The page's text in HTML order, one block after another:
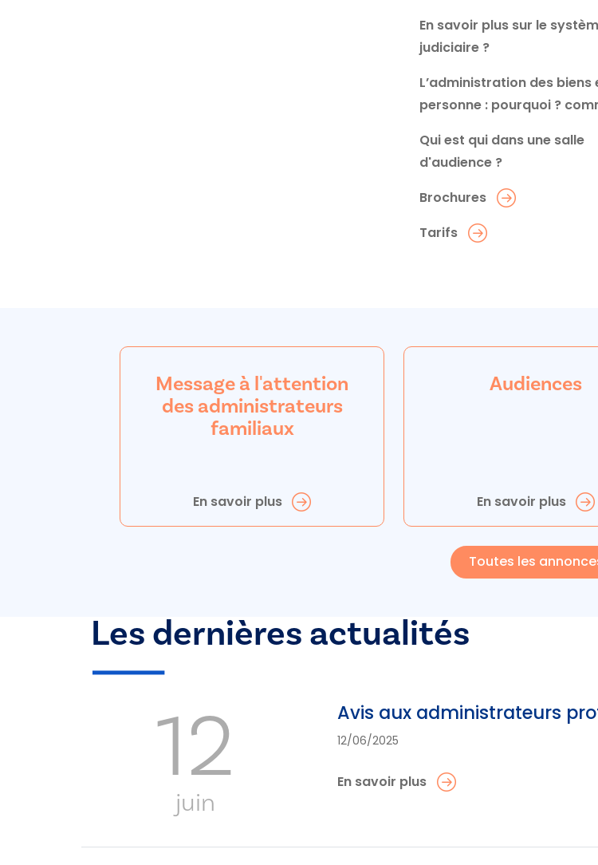
En savoir plus sur le
judiciaire ?
L’administration des biens
personne : pourquoi ?
Qui est qui dans une salle
d'audience ?
Brochures
Tarifs
Message à l'attention
des administrateurs
familiaux
En savoir plus
Audiences
En savoir plus
Toutes les
Les dernières actualités
12
juin
Avis aux administrateurs
12/06/2025
En savoir plus